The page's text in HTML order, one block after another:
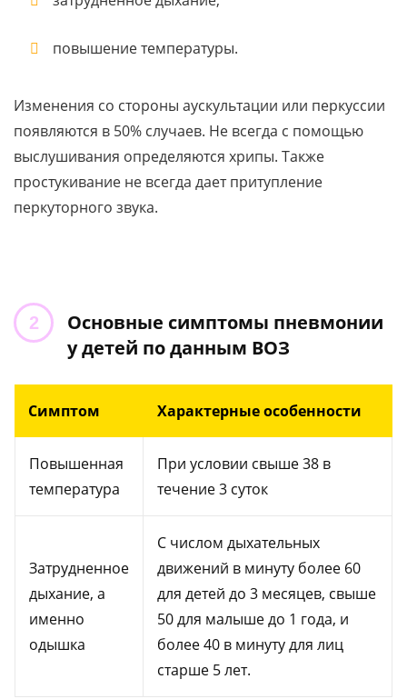
повышение температуры.
Изменения со стороны аускультации или перкуссии
появляются в 50% случаев. Не всегда с помощью
выслушивания определяются хрипы. Также
простукивание не всегда дает притупление
перкуторного звука.
Основные симптомы пневмонии
у детей по данным ВОЗ
Симптом Характерные особенности
Повышенная
температура
При условии свыше 38 в
течение 3 суток
Затрудненное
дыхание, а
именно
одышка
С числом дыхательных
движений в минуту более 60
для детей до 3 месяцев, свыше
50 для малыше до 1 года, и
более 40 в минуту для лиц
старше 5 лет.